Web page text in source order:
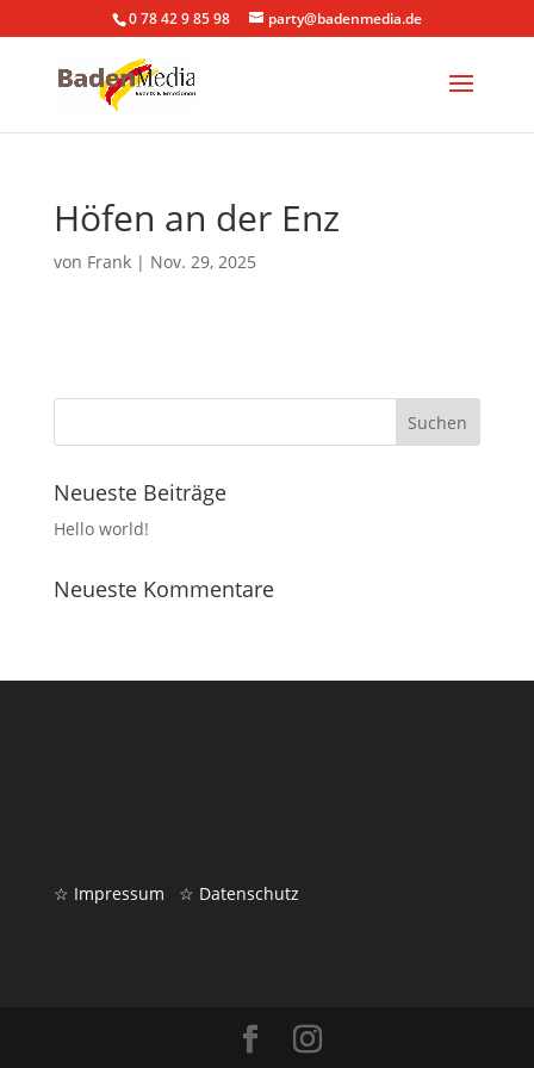
0 78 42 9 85 98 party@badenmedia.de
Höfen an der Enz
von Frank| Nov. 29, 2025
Neueste Beiträge
Hello world!
Neueste Kommentare
☆ Impressum ☆ Datenschutz